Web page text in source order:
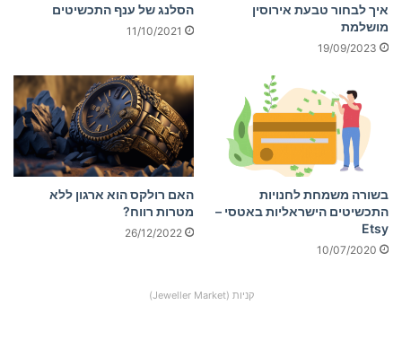
איך לבחור טבעת אירוסין
מושלמת
19/09/2023
הסלנג של ענף התכשיטים
11/10/2021
בשורה משמחת לחנויות
התכשיטים הישראליות באטסי –
Etsy
10/07/2020
האם רולקס הוא ארגון ללא
מטרות רווח?
26/12/2022
קניות (Jeweller Market)